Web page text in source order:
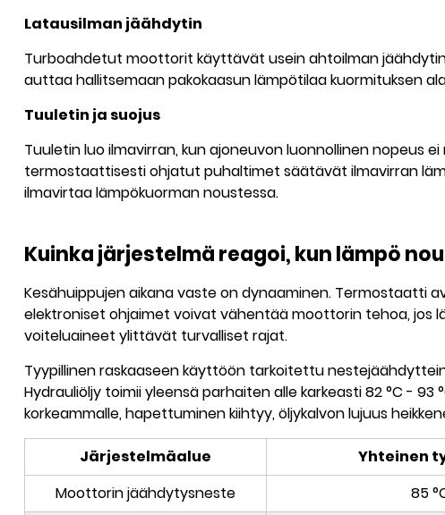
Latausilman jäähdytin
Turboahdetut moottorit käyttävät usein ahtoilman
auttaa hallitsemaan pakokaasun lämpötilaa kuormituksen
Tuuletin ja suojus
Tuuletin luo ilmavirran, kun ajoneuvon luonnollinen nopeus
termostaattisesti ohjatut puhaltimet säätävät ilmavirran
ilmavirtaa lämpökuorman noustessa.
Kuinka järjestelmä reagoi, kun lämpö
Kesähuippujen aikana vaste on dynaaminen. Termostaatti
elektroniset ohjaimet voivat vähentää moottorin tehoa, jos
voiteluaineet ylittävät turvalliset rajat.
Tyypillinen raskaaseen käyttöön tarkoitettu
Hydrauliöljy toimii yleensä parhaiten alle karkeasti82 °C - 93
korkeammalle, hapettuminen kiihtyy, öljykalvon lujuus
Järjestelmäalue Yhteinen
Moottorin jäähdytysneste
85